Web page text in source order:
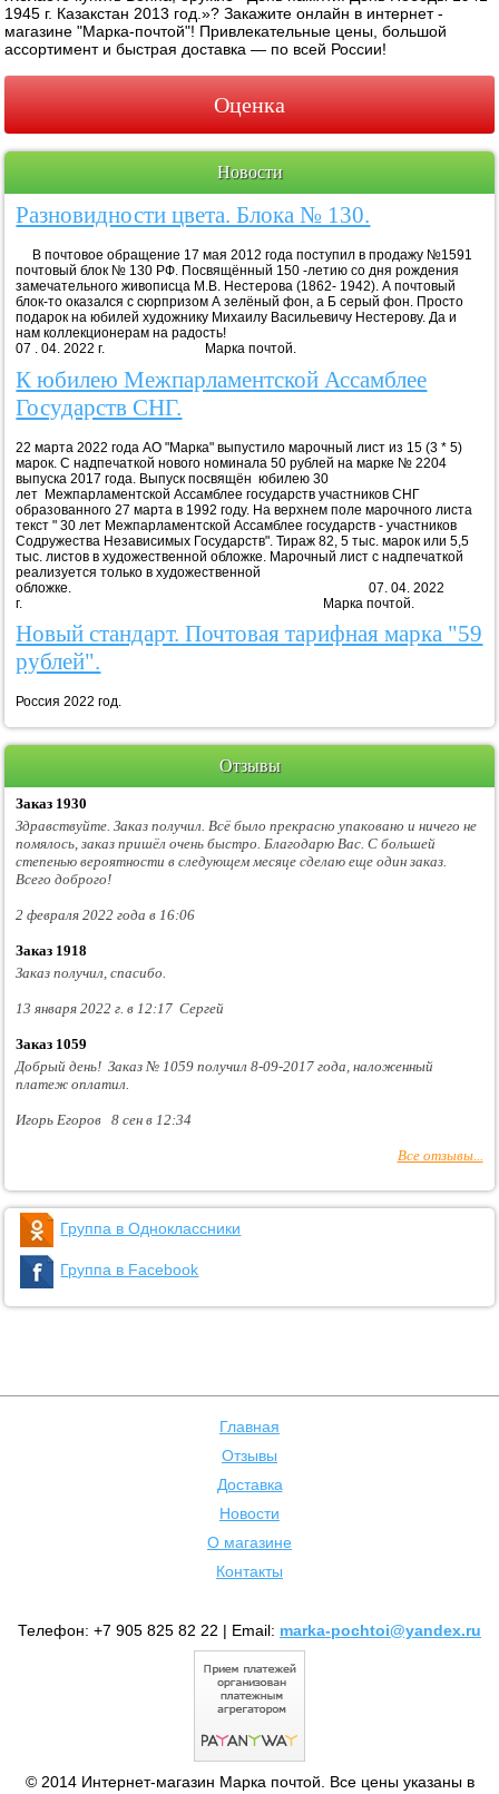
1945 г. Казакстан 2013 год.»? Закажите онлайн в интернет -
магазине "Марка-почтой"! Привлекательные цены, большой
ассортимент и быстрая доставка — по всей России!
Оценка
Новости
Разновидности цвета. Блока № 130.
В почтовое обращение 17 мая 2012 года поступил в продажу №1591
почтовый блок № 130 РФ. Посвящённый 150 -летию со дня рождения
замечательного живописца М.В. Нестерова (1862- 1942). А почтовый
блок-то оказался с сюрпризом А зелёный фон, а Б серый фон. Просто
подарок на юбилей художнику Михаилу Васильевичу Нестерову. Да и
нам коллекционерам на радость!
07 . 04. 2022 г. Марка почтой.
К юбилею Межпарламентской Ассамблее
Государств СНГ.
22 марта 2022 года АО "Марка" выпустило марочный лист из 15 (3 * 5)
марок. С надпечаткой нового номинала 50 рублей на марке № 2204
выпуска 2017 года. Выпуск посвящён юбилею 30
лет Межпарламентской Ассамблее государств участников СНГ
образованного 27 марта в 1992 году. На верхнем поле марочного листа
текст " 30 лет Межпарламентской Ассамблее государств - участников
Содружества Независимых Государств". Тираж 82, 5 тыс. марок или 5,5
тыс. листов в художественной обложке. Марочный лист с надпечаткой
реализуется только в художественной
обложке. 07. 04. 2022
г. Марка почтой.
Новый стандарт. Почтовая тарифная марка "59
рублей".
Россия 2022 год.
Отзывы
Заказ 1930
Здравствуйте. Заказ получил. Всё было прекрасно упаковано и ничего не
помялось, заказ пришёл очень быстро. Благодарю Вас. С большей
степенью вероятности в следующем месяце сделаю еще один заказ.
Всего доброго!
2 февраля 2022 года в 16:06
Заказ 1918
Заказ получил, спасибо.
13 января 2022 г. в 12:17 Сергей
Заказ 1059
Добрый день! Заказ № 1059 получил 8-09-2017 года, наложенный
платеж оплатил.
Игорь Егоров 8 сен в 12:34
Все отзывы...
Группа в Одноклассники
Группа в Facebook
Главная
Отзывы
Доставка
Новости
О магазине
Контакты
Телефон: +7 905 825 82 22 | Email: marka-pochtoi@yandex.ru
© 2014 Интернет-магазин Марка почтой. Все цены указаны в